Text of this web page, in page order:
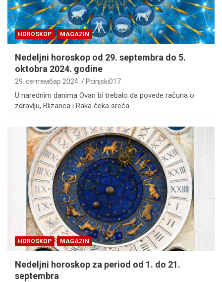
HOROSKOP MAGAZIN
Nedeljni horoskop od 29. septembra do 5.
oktobra 2024. godine
29. септембар 2024. Pcinjski017
U narednim danima Ovan bi trebalo da povede računa o
zdravlju, Blizanca i Raka čeka sreća…
HOROSKOP MAGAZIN
Nedeljni horoskop za period od 1. do 21.
septembra